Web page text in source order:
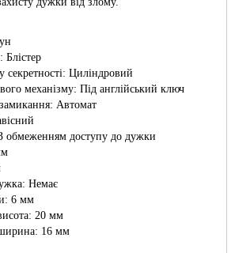
секретності: Циліндровий
механізму: Під англійський ключ
Автомат
обмеженням доступу до дужки
Немає
6 мм
20 мм
16 мм